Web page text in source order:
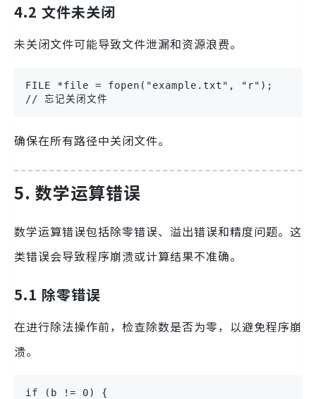
4.2 文件未关闭
未关闭文件可能导致文件泄漏和资源浪费。
FILE *file = fopen("example.txt", "r");
// 忘记关闭文件
确保在所有路径中关闭文件。
5. 数学运算错误
数学运算错误包括除零错误、溢出错误和精度问题。这
类错误会导致程序崩溃或计算结果不准确。
5.1 除零错误
在进行除法操作前，检查除数是否为零，以避免程序崩
溃。
if (b != 0) {